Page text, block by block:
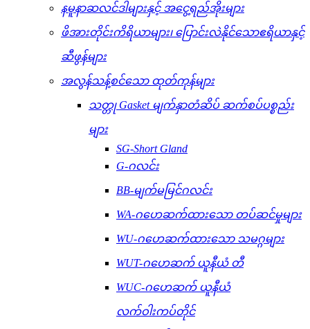
နမူနာဆလင်ဒါများနှင့် အငွေ့ရည်အိုးများ
ဖိအားတိုင်းကိရိယာများ၊ ပြောင်းလဲနိုင်သောဧရိယာနှင့်
ဆီဖွန်များ
အလွန်သန့်စင်သော ထုတ်ကုန်များ
သတ္တု Gasket မျက်နှာတံဆိပ် ဆက်စပ်ပစ္စည်း
များ
SG-Short Gland
G-ဂလင်း
BB-မျက်မမြင်ဂလင်း
WA-ဂဟေဆက်ထားသော တပ်ဆင်မှုများ
WU-ဂဟေဆက်ထားသော သမဂ္ဂများ
WUT-ဂဟေဆက် ယူနီယံ တီ
WUC-ဂဟေဆက် ယူနီယံ
လက်ဝါးကပ်တိုင်